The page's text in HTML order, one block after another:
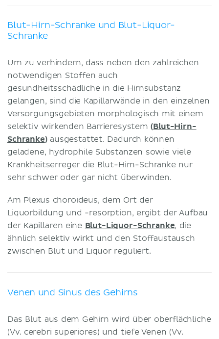
Blut-Hirn-Schranke und Blut-Liquor-
Schranke
Um zu verhindern, dass neben den zahlreichen
notwendigen Stoffen auch
gesundheitsschädliche in die Hirnsubstanz
gelangen, sind die Kapillarwände in den einzelnen
Versorgungsgebieten morphologisch mit einem
selektiv wirkenden Barrieresystem(Blut-Hirn-
Schranke)ausgestattet. Dadurch können
geladene, hydrophile Substanzen sowie viele
Krankheitserreger die Blut-Hirn-Schranke nur
sehr schwer oder gar nicht überwinden.
Am Plexus choroideus, dem Ort der
Liquorbildung und -resorption, ergibt der Aufbau
der Kapillaren eine Blut-Liquor-Schranke, die
ähnlich selektiv wirkt und den Stoffaustausch
zwischen Blut und Liquor reguliert.
Venen und Sinus des Gehirns
Das Blut aus dem Gehirn wird über oberflächliche
(Vv. cerebri superiores) und tiefe Venen (Vv.